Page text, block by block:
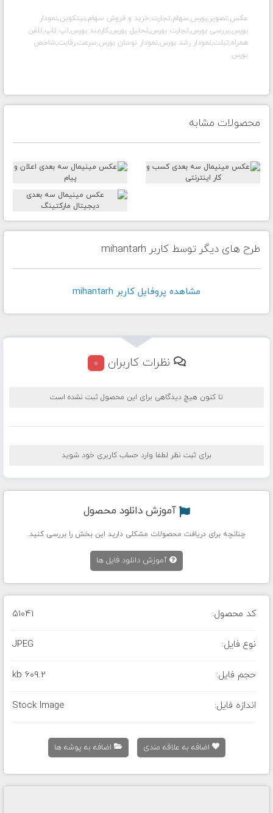
عکس,تصویر,بورس,سهام,تجارت,خرید و فروش سهام,بیتکوین,نمودار
بورس,بررسی بورس,تجارت بورس,تحلیل بورس,کارمند بورس,لپ تاپ,تلفن
همراه,تبلت,نمودار رشد بورس,نمودار نوسان بورس,سرعت,رقابت,شاخص
بورس
محصولات مشابه
طرح های دیگر توسط کاربر mihantarh
مشاهده پروفايل کاربر mihantarh
نظرات کاربران 0
تا کنون هیچ دیدگاهی برای این محصول ثبت نشده است
برای ثبت نظر لطفا وارد حساب کاربری خود شوید
آموزش دانلود محصول
چنانچه برای دریافت محصولات مشکلی دارید این بخش را بررسی کنید.
آموزش دانلود فایل ها
کد محصول: 51041
نوع فایل: JPEG
حجم فایل: 609.2 kb
اندازه فایل: Stock Image
اضافه به علاقه مندی اضافه به پوشه ها